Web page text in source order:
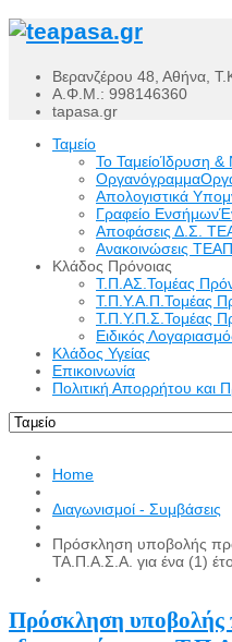
Βερανζέρου 48, Αθήνα,
Α.Φ.Μ.: 998146360
tapasa.gr
Ταμείο
Το ΤαμείοΊδρυση &
Οργανόγραμμα
Απολογιστικά
Γραφείο Ενσήμων
Αποφάσεις Δ.Σ.
Ανακοινώσεις
Κλάδος Πρόνοιας
Τ.Π.ΑΣ.Τομέας
Τ.Π.Υ.Α.Π.Τομέας
Τ.Π.Υ.Π.Σ.Τομέας
Ειδικός
Κλάδος Υγείας
Επικοινωνία
Πολιτική Απορρήτου και
Home
Διαγωνισμοί - Συμβάσεις
Πρόσκληση υποβολής
ΤΑ.Π.Α.Σ.Α. για ένα (1)
Πρόσκληση υποβολής